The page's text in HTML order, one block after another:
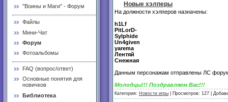
"Воины и Маги" - Форум
Файлы
Мини-Чат
Форум
Фотоальбомы
FAQ (вопрос/ответ)
Основные понятия для
новичков
Библиотека
Новые хэлперы
На должности хэлперов назначены:
h1Lf
PitLorD-
Sylphide
Un4given
yarema
Лентяй
Снежная
Данным персонажам отправлены ЛС
Молодцы!!! Поздравляем Вас!!!
Категория: Новости игры | Просмотров: 127 |